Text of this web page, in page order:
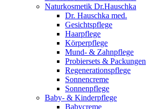
Naturkosmetik Dr.Hauschka
Dr. Hauschka med.
Gesichtspflege
Haarpflege
Körperpflege
Mund- & Zahnpflege
Probiersets & Packungen
Regenerationspflege
Sonnencreme
Sonnenpflege
Baby- & Kinderpflege
Babycreme